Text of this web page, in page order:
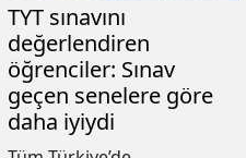
TYT sınavını
değerlendiren
öğrenciler: Sınav
geçen senelere göre
daha iyiydi